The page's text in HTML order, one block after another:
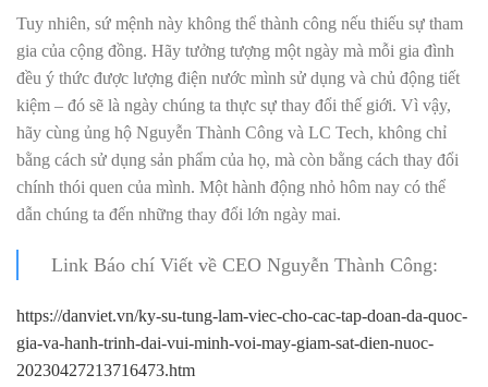
Tuy nhiên, sứ mệnh này không thể thành công nếu thiếu sự tham
gia của cộng đồng. Hãy tưởng tượng một ngày mà mỗi gia đình
đều ý thức được lượng điện nước mình sử dụng và chủ động tiết
kiệm – đó sẽ là ngày chúng ta thực sự thay đổi thế giới. Vì vậy,
hãy cùng ủng hộ Nguyễn Thành Công và LC Tech, không chỉ
bằng cách sử dụng sản phẩm của họ, mà còn bằng cách thay đổi
chính thói quen của mình. Một hành động nhỏ hôm nay có thể
dẫn chúng ta đến những thay đổi lớn ngày mai.
Link Báo chí Viết về CEO Nguyễn Thành Công:
https://danviet.vn/ky-su-tung-lam-viec-cho-cac-tap-doan-da-quoc-
gia-va-hanh-trinh-dai-vui-minh-voi-may-giam-sat-dien-nuoc-
20230427213716473.htm